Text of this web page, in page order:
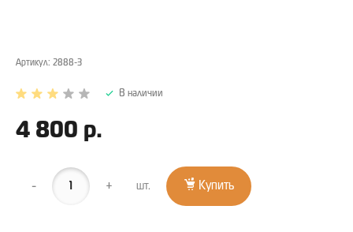
Артикул: 2888-3
В наличии
4 800 р.
- + шт. Купить